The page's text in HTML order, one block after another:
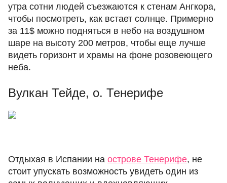
утра сотни людей съезжаются к стенам Ангкора,
чтобы посмотреть, как встает солнце. Примерно
за 11$ можно подняться в небо на воздушном
шаре на высоту 200 метров, чтобы еще лучше
видеть горизонт и храмы на фоне розовеющего
неба.
Вулкан Тейде, о. Тенерифе
Отдыхая в Испании на острове Тенерифе, не
стоит упускать возможность увидеть один из